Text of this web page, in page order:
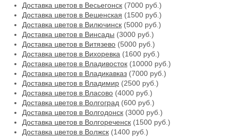
Доставка цветов в Весьегонск (7000 руб.)
Доставка цветов в Вешенская (1500 руб.)
Доставка цветов в Вилючинск (5000 руб.)
Доставка цветов в Винсады (3000 руб.)
Доставка цветов в Витязево (5000 руб.)
Доставка цветов в Вихоревка (1600 руб.)
Доставка цветов в Владивосток (10000 руб.)
Доставка цветов в Владикавказ (7000 руб.)
Доставка цветов в Владимир (2500 руб.)
Доставка цветов в Власово (4000 руб.)
Доставка цветов в Волгоград (600 руб.)
Доставка цветов в Волгодонск (3000 руб.)
Доставка цветов в Волгореченск (1500 руб.)
Доставка цветов в Волжск (1400 руб.)